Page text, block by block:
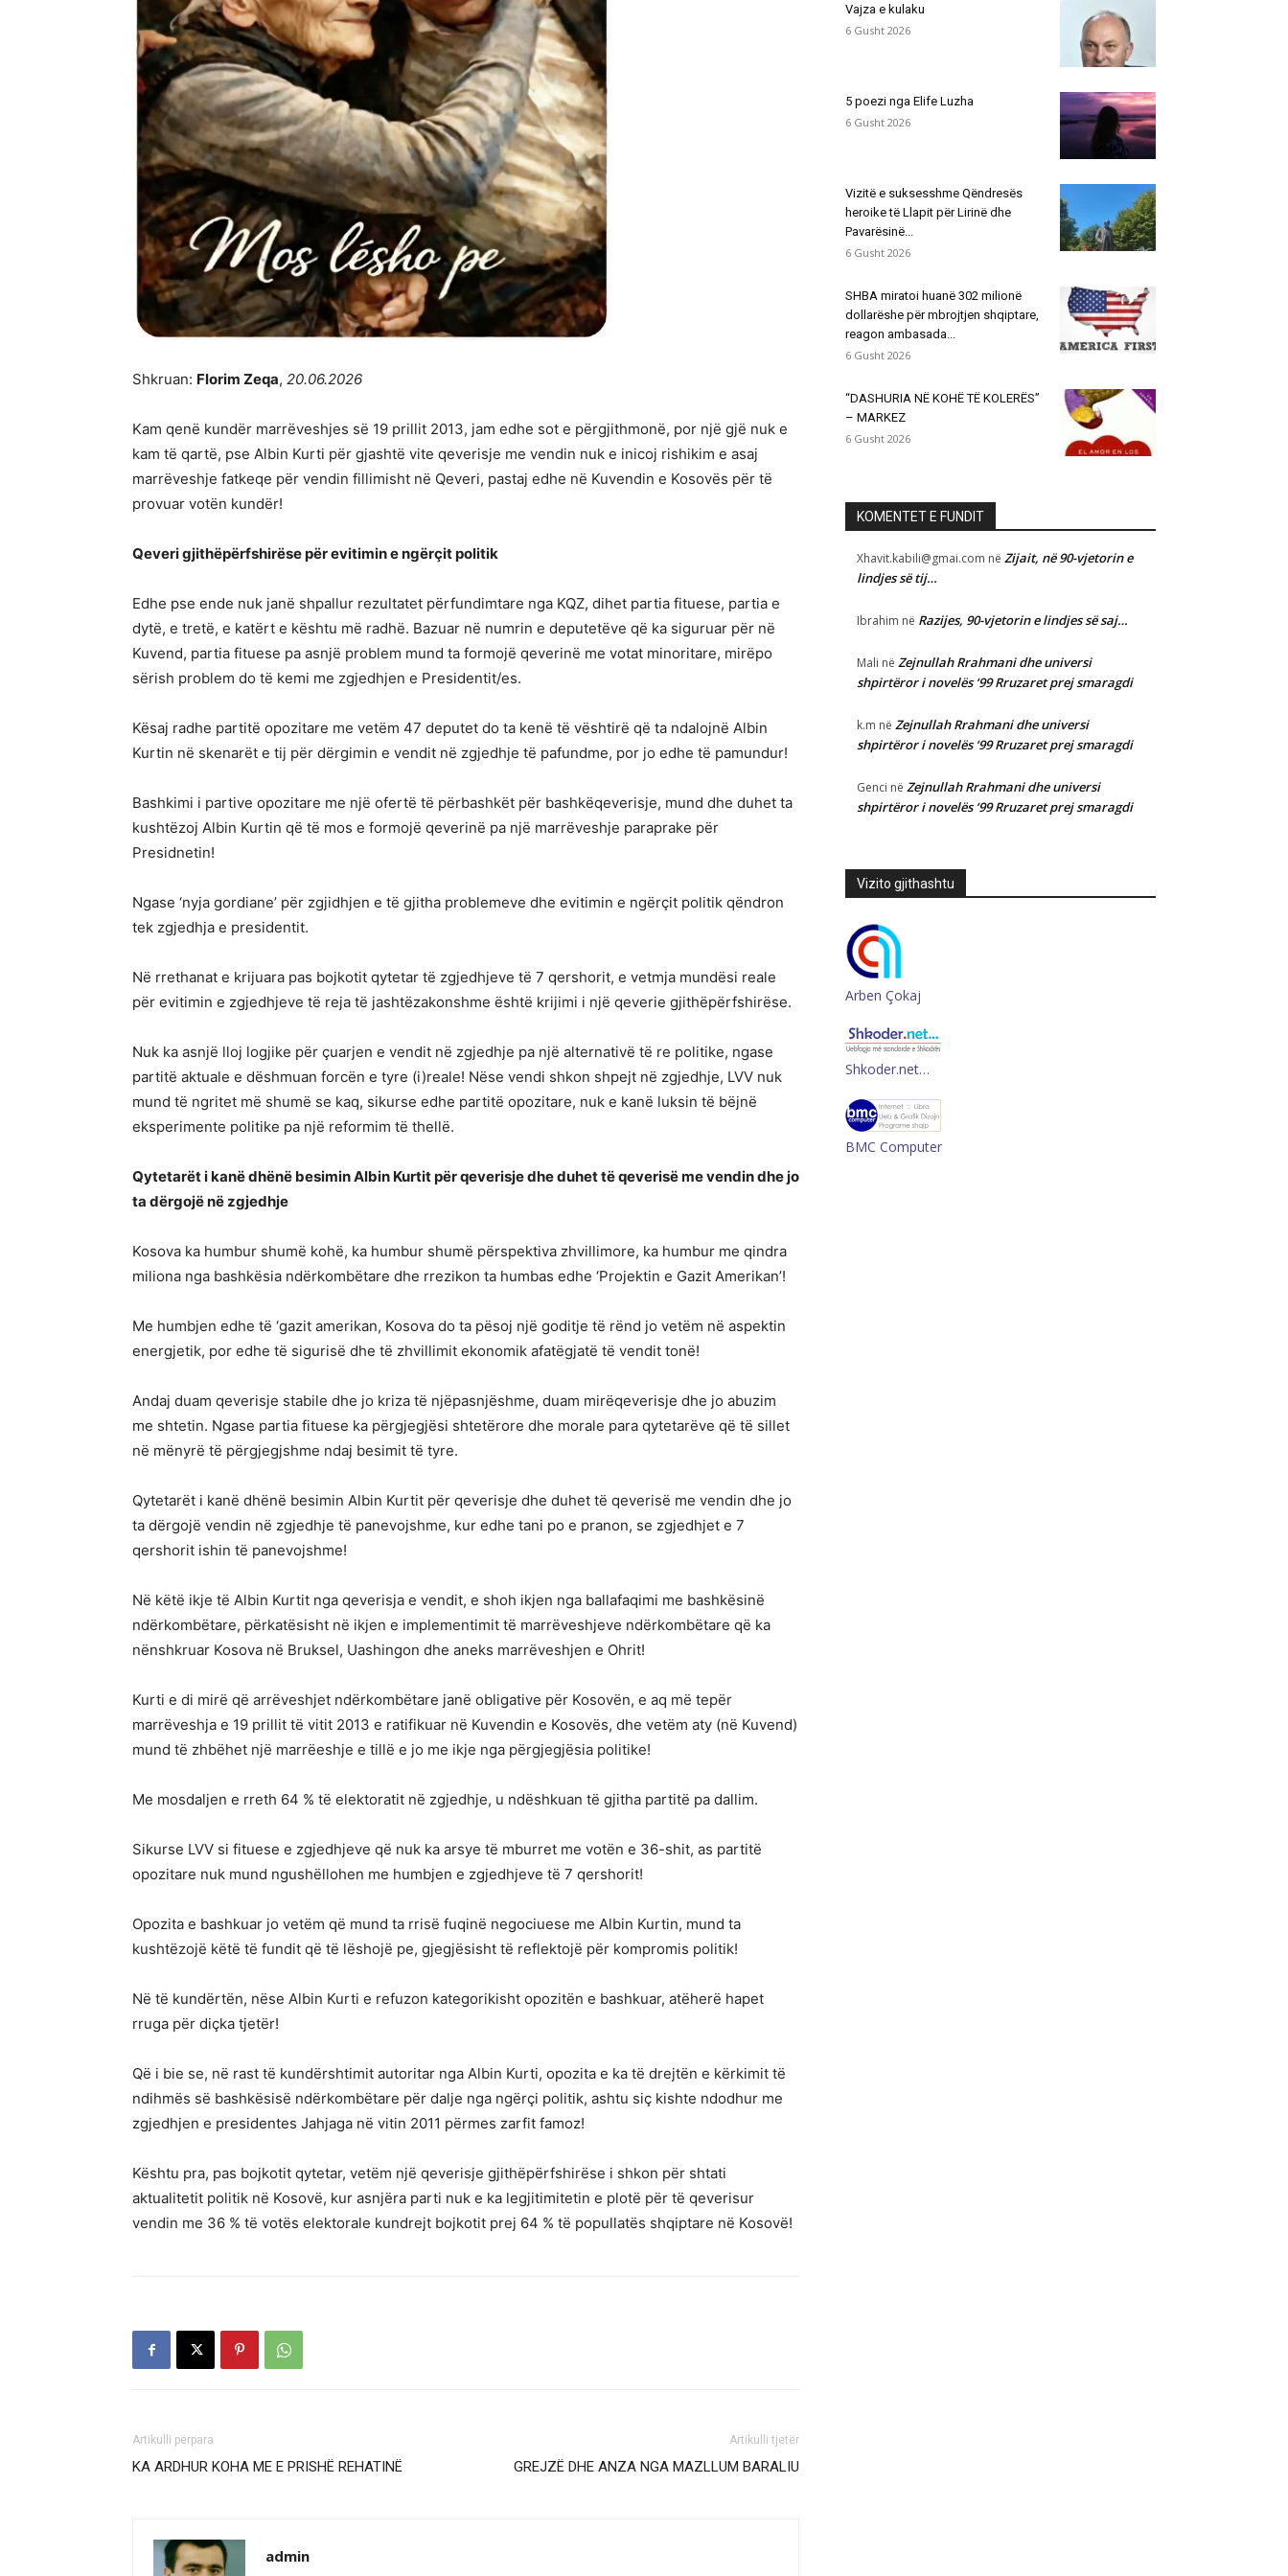
Shkruan: Florim Zeqa, 20.06.2026
Kam qenë kundër marrëveshjes së 19 prillit 2013, jam edhe sot e përgjithmonë, por një gjë nuk e
kam të qartë, pse Albin Kurti për gjashtë vite qeverisje me vendin nuk e inicoj rishikim e asaj
marrëveshje fatkeqe për vendin fillimisht në Qeveri, pastaj edhe në Kuvendin e Kosovës për të
provuar votën kundër!
Qeveri gjithëpërfshirëse për evitimin e ngërçit politik
Edhe pse ende nuk janë shpallur rezultatet përfundimtare nga KQZ, dihet partia fituese, partia e
dytë, e tretë, e katërt e kështu më radhë. Bazuar në numrin e deputetëve që ka siguruar për në
Kuvend, partia fituese pa asnjë problem mund ta formojë qeverinë me votat minoritare, mirëpo
sërish problem do të kemi me zgjedhjen e Presidentit/es.
Kësaj radhe partitë opozitare me vetëm 47 deputet do ta kenë të vështirë që ta ndalojnë Albin
Kurtin në skenarët e tij për dërgimin e vendit në zgjedhje të pafundme, por jo edhe të pamundur!
Bashkimi i partive opozitare me një ofertë të përbashkët për bashkëqeverisje, mund dhe duhet ta
kushtëzoj Albin Kurtin që të mos e formojë qeverinë pa një marrëveshje paraprake për
Presidnetin!
Ngase ‘nyja gordiane’ për zgjidhjen e të gjitha problemeve dhe evitimin e ngërçit politik qëndron
tek zgjedhja e presidentit.
Në rrethanat e krijuara pas bojkotit qytetar të zgjedhjeve të 7 qershorit, e vetmja mundësi reale
për evitimin e zgjedhjeve të reja të jashtëzakonshme është krijimi i një qeverie gjithëpërfshirëse.
Nuk ka asnjë lloj logjike për çuarjen e vendit në zgjedhje pa një alternativë të re politike, ngase
partitë aktuale e dëshmuan forcën e tyre (i)reale! Nëse vendi shkon shpejt në zgjedhje, LVV nuk
mund të ngritet më shumë se kaq, sikurse edhe partitë opozitare, nuk e kanë luksin të bëjnë
eksperimente politike pa një reformim të thellë.
Qytetarët i kanë dhënë besimin Albin Kurtit për qeverisje dhe duhet të qeverisë me vendin dhe jo
ta dërgojë në zgjedhje
Kosova ka humbur shumë kohë, ka humbur shumë përspektiva zhvillimore, ka humbur me qindra
miliona nga bashkësia ndërkombëtare dhe rrezikon ta humbas edhe ‘Projektin e Gazit Amerikan’!
Me humbjen edhe të ‘gazit amerikan, Kosova do ta pësoj një goditje të rënd jo vetëm në aspektin
energjetik, por edhe të sigurisë dhe të zhvillimit ekonomik afatëgjatë të vendit tonë!
Andaj duam qeverisje stabile dhe jo kriza të njëpasnjëshme, duam mirëqeverisje dhe jo abuzim
me shtetin. Ngase partia fituese ka përgjegjësi shtetërore dhe morale para qytetarëve që të sillet
në mënyrë të përgjegjshme ndaj besimit të tyre.
Qytetarët i kanë dhënë besimin Albin Kurtit për qeverisje dhe duhet të qeverisë me vendin dhe jo
ta dërgojë vendin në zgjedhje të panevojshme, kur edhe tani po e pranon, se zgjedhjet e 7
qershorit ishin të panevojshme!
Në këtë ikje të Albin Kurtit nga qeverisja e vendit, e shoh ikjen nga ballafaqimi me bashkësinë
ndërkombëtare, përkatësisht në ikjen e implementimit të marrëveshjeve ndërkombëtare që ka
nënshkruar Kosova në Bruksel, Uashingon dhe aneks marrëveshjen e Ohrit!
Kurti e di mirë që arrëveshjet ndërkombëtare janë obligative për Kosovën, e aq më tepër
marrëveshja e 19 prillit të vitit 2013 e ratifikuar në Kuvendin e Kosovës, dhe vetëm aty (në Kuvend)
mund të zhbëhet një marrëeshje e tillë e jo me ikje nga përgjegjësia politike!
Me mosdaljen e rreth 64 % të elektoratit në zgjedhje, u ndëshkuan të gjitha partitë pa dallim.
Sikurse LVV si fituese e zgjedhjeve që nuk ka arsye të mburret me votën e 36-shit, as partitë
opozitare nuk mund ngushëllohen me humbjen e zgjedhjeve të 7 qershorit!
Opozita e bashkuar jo vetëm që mund ta rrisë fuqinë negociuese me Albin Kurtin, mund ta
kushtëzojë këtë të fundit që të lëshojë pe, gjegjësisht të reflektojë për kompromis politik!
Në të kundërtën, nëse Albin Kurti e refuzon kategorikisht opozitën e bashkuar, atëherë hapet
rruga për diçka tjetër!
Që i bie se, në rast të kundërshtimit autoritar nga Albin Kurti, opozita e ka të drejtën e kërkimit të
ndihmës së bashkësisë ndërkombëtare për dalje nga ngërçi politik, ashtu siç kishte ndodhur me
zgjedhjen e presidentes Jahjaga në vitin 2011 përmes zarfit famoz!
Kështu pra, pas bojkotit qytetar, vetëm një qeverisje gjithëpërfshirëse i shkon për shtati
aktualitetit politik në Kosovë, kur asnjëra parti nuk e ka legjitimitetin e plotë për të qeverisur
vendin me 36 % të votës elektorale kundrejt bojkotit prej 64 % të popullatës shqiptare në Kosovë!
Artikulli përpara
KA ARDHUR KOHA ME E PRISHË REHATINË
Artikulli tjetër
GREJZË DHE ANZA NGA MAZLLUM BARALIU
admin
Vajza e kulaku
6 Gusht 2026
5 poezi nga Elife Luzha
6 Gusht 2026
Vizitë e suksesshme Qëndresës
heroike të Llapit për Lirinë dhe
Pavarësinë...
6 Gusht 2026
SHBA miratoi huanë 302 milionë
dollarëshe për mbrojtjen shqiptare,
reagon ambasada...
6 Gusht 2026
“DASHURIA NË KOHË TË KOLERËS”
– MARKEZ
6 Gusht 2026
KOMENTET E FUNDIT
Xhavit.kabili@gmai.com në Zijait, në 90-vjetorin e
lindjes së tij…
Ibrahim në Razijes, 90-vjetorin e lindjes së saj…
Mali në Zejnullah Rrahmani dhe universi
shpirtëror i novelës ‘99 Rruzaret prej smaragdi
k.m në Zejnullah Rrahmani dhe universi
shpirtëror i novelës ‘99 Rruzaret prej smaragdi
Genci në Zejnullah Rrahmani dhe universi
shpirtëror i novelës ‘99 Rruzaret prej smaragdi
Vizito gjithashtu
Arben Çokaj
Shkoder.net…
BMC Computer